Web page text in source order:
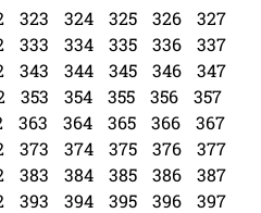
323 324 325 326
327
333 334 335 336
337
343 344 345 346
347
353 354 355 356
357
363 364 365 366
367
373 374 375 376
377
383 384 385 386
387
393 394 395 396
397